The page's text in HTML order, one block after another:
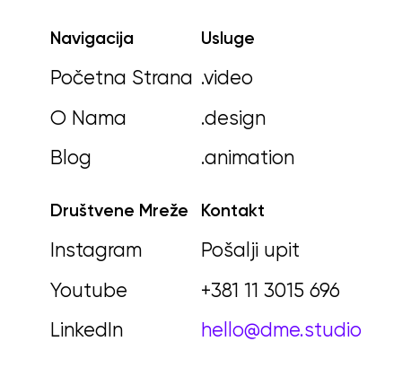
Navigacija
Početna Strana
O Nama
Blog
Usluge
.video
.design
.animation
Društvene Mreže
Instagram
Youtube
LinkedIn
Kontakt
Pošalji upit
+381 11 3015 696
hello@dme.studio